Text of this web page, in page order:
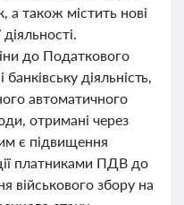
також містить нові
до Податкового
діяльність,
автоматичного
отримані через
є підвищення
платниками ПДВ до
військового збору на